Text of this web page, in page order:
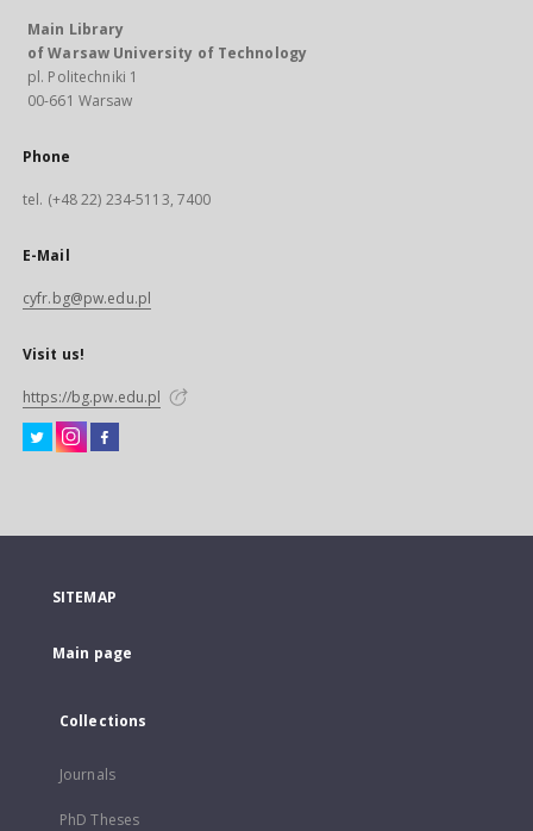
Main Library
of Warsaw University of Technology
pl. Politechniki 1
00-661 Warsaw
Phone
tel. (+48 22) 234-5113, 7400
E-Mail
cyfr.bg@pw.edu.pl
Visit us!
https://bg.pw.edu.pl
SITEMAP
Main page
Collections
Journals
PhD Theses